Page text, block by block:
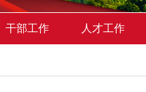
干部工作 人才工作